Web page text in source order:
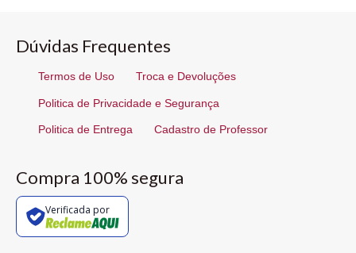
Dúvidas Frequentes
Termos de Uso Troca e Devoluções
Politica de Privacidade e Segurança
Politica de Entrega Cadastro de Professor
Compra 100% segura
Verificada por